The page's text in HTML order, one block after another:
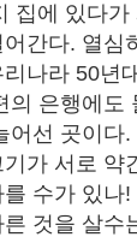
집에 있다
간다. 열심
나라 50년
의 은행에도
어선 곳이다
가 서로 약
수가 있나
것을 살수